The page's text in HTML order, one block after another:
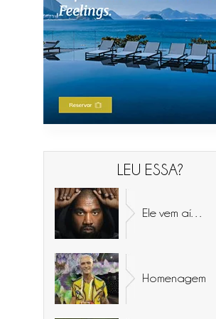
LEU ESSA?
Ele vem aí…
Homenagem